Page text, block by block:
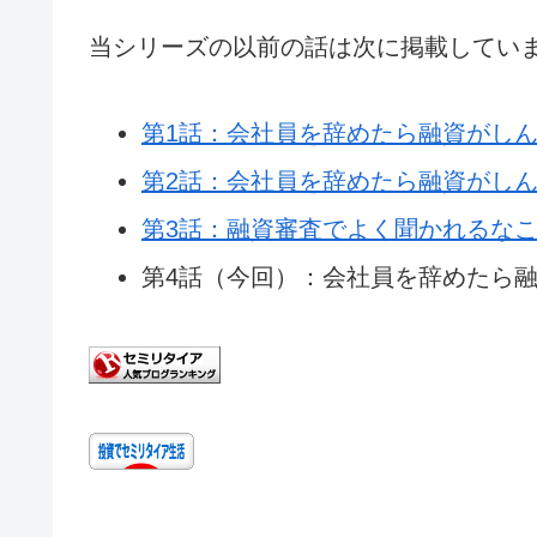
当シリーズの以前の話は次に掲載してい
第1話：会社員を辞めたら融資がし
第2話：会社員を辞めたら融資がし
第3話：融資審査でよく聞かれるな
第4話（今回）：会社員を辞めたら